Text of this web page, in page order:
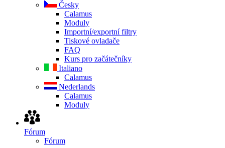
Česky
Calamus
Moduly
Importní/exportní filtry
Tiskové ovladače
FAQ
Kurs pro začátečníky
Italiano
Calamus
Nederlands
Calamus
Moduly
Fórum
Fórum